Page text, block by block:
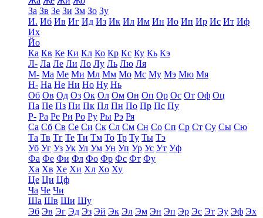
За Зв Зе Зи Зм Зо Зу
И. Иб Ив Иг Ид Из Ик Ил Им Ин Ио Ип Ир Ис Ит Иф
Их
Йо
Ка Кв Ке Ки Кл Ко Кр Кс Ку Кь Кэ
Л- Ла Ле Ли Ло Лу Ль Лю Ля
М- Ма Ме Ми Мл Мм Мо Мс Му Мэ Мю Мя
Н- На Не Ни Но Ну Нь
Об Ов Од Оз Ок Ол Ом Он Оп Ор Ос От Оф Оц
Па Пе Пз Пи Пк Пл Пн По Пр Пс Пу
Р- Ра Ре Ри Ро Ру Ры Рэ Ря
Са Сб Св Се Си Ск Сл См Сн Со Сп Ср Ст Су Сы Сю
Та Тв Тг Те Ти Тм То Тр Ту Ты Тэ
Уб Уг Уз Ук Ул Ум Ун Уп Ур Ус Ут Уф
Фа Фе Фи Фл Фо Фр Фс Фт Фу
Ха Хв Хе Хи Хл Хо Ху
Це Ци Цф
Ча Че Чи
Ша Шв Ши Шу
Эб Эв Эг Эд Эз Эй Эк Эл Эм Эн Эп Эр Эс Эт Эу Эф Эх